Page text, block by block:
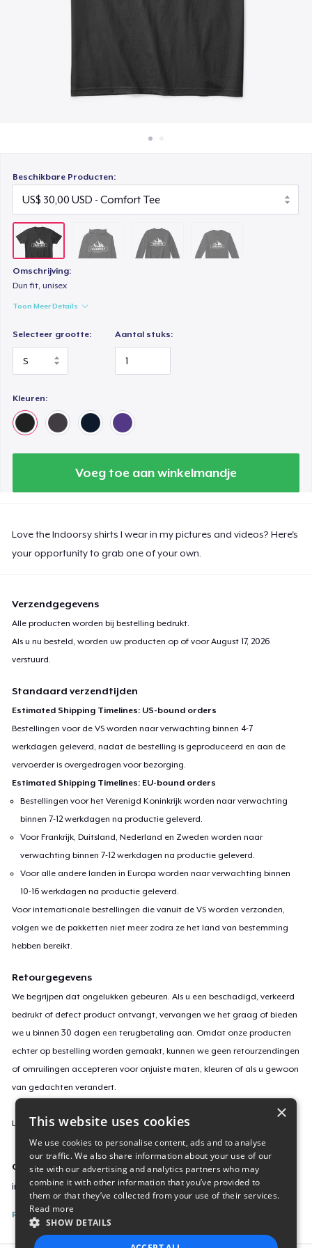
Beschikbare Producten:
Omschrijving:
Dun fit, unisex
Toon Meer Details
Selecteer grootte: Aantal stuks:
Kleuren:
Voeg toe aan winkelmandje
Love the Indoorsy shirts I wear in my pictures and videos? Here's
your opportunity to grab one of your own.
Verzendgegevens
Alle producten worden bij bestelling bedrukt.
Als u nu besteld, worden uw producten op of voorAugust 17, 2026
verstuurd.
Standaard verzendtijden
Estimated Shipping Timelines: US-bound orders
Bestellingen voor de VS worden naar verwachting binnen 4-7
werkdagen geleverd, nadat de bestelling is geproduceerd en aan de
vervoerder is overgedragen voor bezorging.
Estimated Shipping Timelines: EU-bound orders
Bestellingen voor het Verenigd Koninkrijk worden naar verwachting
binnen 7-12 werkdagen na productie geleverd.
Voor Frankrijk, Duitsland, Nederland en Zweden worden naar
verwachting binnen 7-12 werkdagen na productie geleverd.
Voor alle andere landen in Europa worden naar verwachting binnen
10-16 werkdagen na productie geleverd.
Voor internationale bestellingen die vanuit de VS worden verzonden,
volgen we de pakketten niet meer zodra ze het land van bestemming
hebben bereikt.
Retourgegevens
We begrijpen dat ongelukken gebeuren. Als u een beschadigd, verkeerd
bedrukt of defect product ontvangt, vervangen we het graag of bieden
we u binnen 30 dagen een terugbetaling aan. Omdat onze producten
echter op bestelling worden gemaakt, kunnen we geen retourzendingen
of omruilingen accepteren voor onjuiste maten, kleuren of als u gewoon
van gedachten verandert.
Lees hier meer over onze retourvoorwaarden.
Campagne-ID
indoorsy-merch
Rapporteer deze inhoud
Classic Long Sleeve Tee
×
This website uses cookies
We use cookies to personalise content, ads and to analyse
our traffic. We also share information about your use of our
site with our advertising and analytics partners who may
combine it with other information that you’ve provided to
them or that they’ve collected from your use of their services.
Read more
SHOW DETAILS